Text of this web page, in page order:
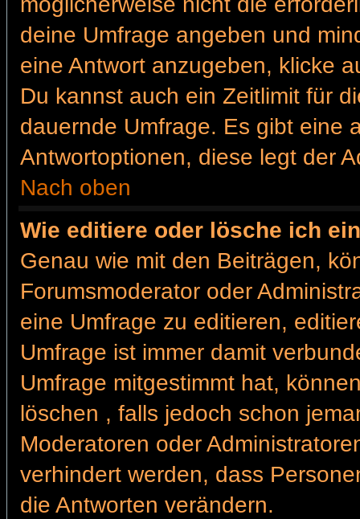
deine Umfrage angeben und
eine Antwort anzugeben, klicke
Du kannst auch ein Zeitlimit für
dauernde Umfrage. Es gibt eine
Antwortoptionen, diese legt der
Nach oben
Wie editiere oder lösche ich
Genau wie mit den Beiträgen,
Forumsmoderator oder
eine Umfrage zu editieren,
Umfrage ist immer damit
Umfrage mitgestimmt hat,
löschen , falls jedoch schon
Moderatoren oder
verhindert werden, dass
die Antworten verändern.